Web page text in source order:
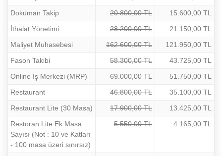
Doküman Takip
20.800,00 TL
15.600,00 TL
İthalat Yönetimi
28.200,00 TL
21.150,00 TL
Maliyet Muhasebesi
162.600,00 TL
121.950,00 TL
Fason Takibi
58.300,00 TL
43.725,00 TL
Online İş Merkezi (MRP)
69.000,00 TL
51.750,00 TL
Restaurant
46.800,00 TL
35.100,00 TL
Restaurant Lite (30 Masa)
17.900,00 TL
13.425,00 TL
Restoran Lite Ek Masa
Sayısı (Not : 10 ve Katları
- 100 masa üzeri sınırsız)
5.550,00 TL 4.165,00 TL